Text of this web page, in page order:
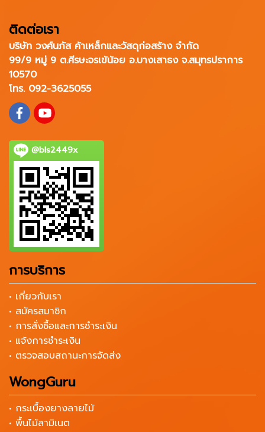
ติดต่อเรา
บริษัท วงศ์นภัส ค้าเหล็กและวัสดุก่อสร้าง จำกัด
99/9 หมู่ 9 ต.ศีรษะจรเข้น้อย อ.บางเสาธง จ.สมุทรปราการ
10570
โทร. 092-3625055
@bls2449x
การบริการ
• เกี่ยวกับเรา
• สมัครสมาชิก
• การสั่งซื้อและการชำระเงิน
• แจ้งการชำระเงิน
• ตรวจสอบสถานะการจัดส่ง
WongGuru
• กระเบื้องยางลายไม้
• พื้นไม้ลามิเนต